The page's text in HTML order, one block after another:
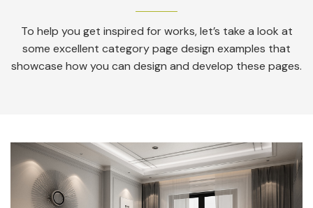
To help you get inspired for works, let’s take a look at
some excellent category page design examples that
showcase how you can design and develop these pages.